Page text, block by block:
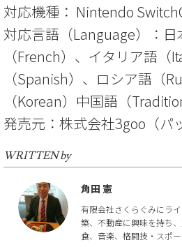
対応機種： Nintendo
対応言語（Language）：
（French）、イタリア語
（Spanish）、ロシア語（
（Korean）中国語（
発売元：株式会社3goo（パ
WRITTEN by
角田 憲
有限会社さくらぐみにラ
築、不動産に興味を持ち
食、音楽、格闘技・スポ